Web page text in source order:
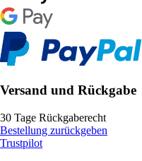
Versand und Rückgabe
30 Tage Rückgaberecht
Bestellung zurückgeben
Trustpilot